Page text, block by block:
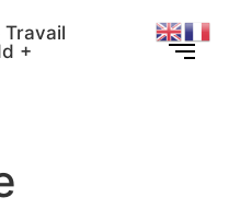
Travail
+